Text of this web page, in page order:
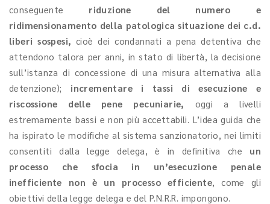
conseguente riduzione del numero e
ridimensionamento della patologica situazione dei c.d.
liberi sospesi, cioè dei condannati a pena detentiva che
attendono talora per anni, in stato di libertà, la decisione
sull’istanza di concessione di una misura alternativa alla
detenzione); incrementare i tassi di esecuzione e
riscossione delle pene pecuniarie, oggi a livelli
estremamente bassi e non più accettabili. L’idea guida che
ha ispirato le modifiche al sistema sanzionatorio, nei limiti
consentiti dalla legge delega, è in definitiva che un
processo che sfocia in un’esecuzione penale
inefficiente non è un processo efficiente, come gli
obiettivi della legge delega e del P.N.R.R. impongono.